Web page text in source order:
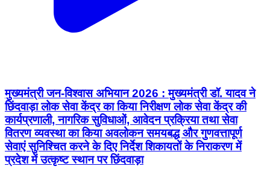
मुख्यमंत्री जन-विश्वास अभियान 2026 : मुख्यमंत्री डॉ. यादव ने
छिंदवाड़ा लोक सेवा केंद्र का किया निरीक्षण लोक सेवा केंद्र की
कार्यप्रणाली, नागरिक सुविधाओं, आवेदन प्रक्रिया तथा सेवा
वितरण व्यवस्था का किया अवलोकन समयबद्ध और गुणवत्तापूर्ण
सेवाएं सुनिश्चित करने के दिए निर्देश शिकायतों के निराकरण में
प्रदेश में उत्कृष्ट स्थान पर छिंदवाड़ा